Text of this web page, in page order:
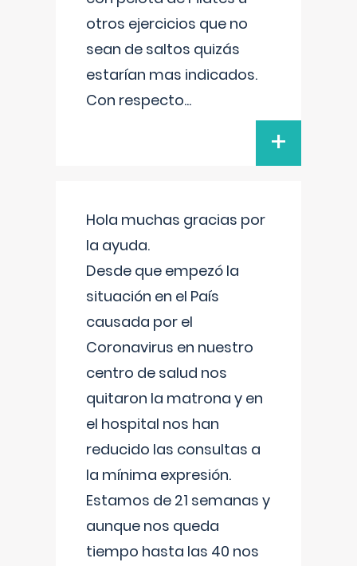
otros ejercicios que no
sean de saltos quizás
estarían mas indicados.
Con respecto...
+
Hola muchas gracias por
la ayuda.
Desde que empezó la
situación en el País
causada por el
Coronavirus en nuestro
centro de salud nos
quitaron la matrona y en
el hospital nos han
reducido las consultas a
la mínima expresión.
Estamos de 21 semanas y
aunque nos queda
tiempo hasta las 40 nos